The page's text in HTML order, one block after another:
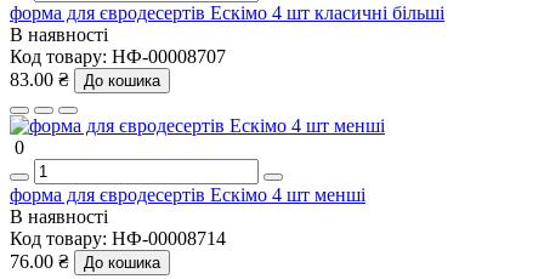
форма для євродесертів Ескімо 4 шт класичні більші
В наявності
Код товару: НФ-00008707
83.00 ₴
До кошика
0
форма для євродесертів Ескімо 4 шт менші
В наявності
Код товару: НФ-00008714
76.00 ₴
До кошика